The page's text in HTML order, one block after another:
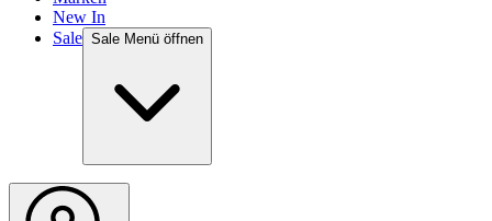
New In
Sale Sale Menü öffnen